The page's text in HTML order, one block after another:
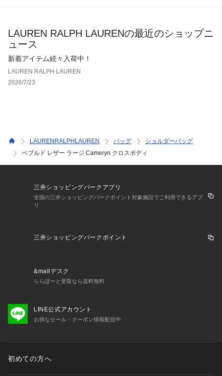
LAUREN RALPH LAURENの最近のショップニ
ュース
新着アイテム続々入荷中！
LAUREN RALPH LAUREN
2026/7/23
LAURENRALPHLAUREN バッグ
ショルダーバッグ
ペブルド レザー ラージ Cameryn クロスボディ
三井ショッピングパークアプリ
全国の三井ショッピングパークポイント対象施設でご利用できるアプ
リ
三井ショッピングパークポイント
&mallデスク
ららぽーと受取なら送料無料
LINE公式アカウント
お得なセール・クーポン情報配信中
初めての方へ